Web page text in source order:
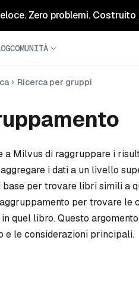
Zero problemi.
COMUNITÀ
Ricerca per gruppi
a Milvus di raggruppare i
i dati a un livello
per trovare libri simili a
per trovare le
quel libro. Questo
le considerazioni principali.